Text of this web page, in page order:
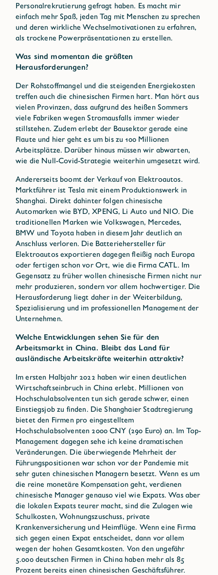
Personalrekrutierung gefragt haben. Es macht mir
einfach mehr Spaß, jeden Tag mit Menschen zu sprechen
und deren wirkliche Wechselmotivationen zu erfahren,
als trockene Powerpräsentationen zu erstellen.
Was sind momentan die größten
Herausforderungen?
Der Rohstoffmangel und die steigenden Energiekosten
treffen auch die chinesischen Firmen hart. Man hört aus
vielen Provinzen, dass aufgrund des heißen Sommers
viele Fabriken wegen Stromausfalls immer wieder
stillstehen. Zudem erlebt der Bausektor gerade eine
Flaute und hier geht es um bis zu 100 Millionen
Arbeitsplätze. Darüber hinaus müssen wir abwarten,
wie die Null-Covid-Strategie weiterhin umgesetzt wird.
Andererseits boomt der Verkauf von Elektroautos.
Marktführer ist Tesla mit einem Produktionswerk in
Shanghai. Direkt dahinter folgen chinesische
Automarken wie BYD, XPENG, Li Auto und NIO. Die
traditionellen Marken wie Volkswagen, Mercedes,
BMW und Toyota haben in diesem Jahr deutlich an
Anschluss verloren. Die Batteriehersteller für
Elektroautos exportieren dagegen fleißig nach Europa
oder fertigen schon vor Ort, wie die Firma CATL. Im
Gegensatz zu früher wollen chinesische Firmen nicht nur
mehr produzieren, sondern vor allem hochwertiger. Die
Herausforderung liegt daher in der Weiterbildung,
Spezialisierung und im professionellen Management der
Unternehmen.
Welche Entwicklungen sehen Sie für den
Arbeitsmarkt in China. Bleibt das Land für
ausländische Arbeitskräfte weiterhin attraktiv?
Im ersten Halbjahr 2022 haben wir einen deutlichen
Wirtschaftseinbruch in China erlebt. Millionen von
Hochschulabsolventen tun sich gerade schwer, einen
Einstiegsjob zu finden. Die Shanghaier Stadtregierung
bietet den Firmen pro eingestelltem
Hochschulabsolventen 2000 CNY (290 Euro) an. Im Top-
Management dagegen sehe ich keine dramatischen
Veränderungen. Die überwiegende Mehrheit der
Führungspositionen war schon vor der Pandemie mit
sehr guten chinesischen Managern besetzt. Wenn es um
die reine monetäre Kompensation geht, verdienen
chinesische Manager genauso viel wie Expats. Was aber
die lokalen Expats teurer macht, sind die Zulagen wie
Schulkosten, Wohnungszuschuss, private
Krankenversicherung und Heimflüge. Wenn eine Firma
sich gegen einen Expat entscheidet, dann vor allem
wegen der hohen Gesamtkosten. Von den ungefähr
5.000 deutschen Firmen in China haben mehr als 85
Prozent bereits einen chinesischen Geschäftsführer.